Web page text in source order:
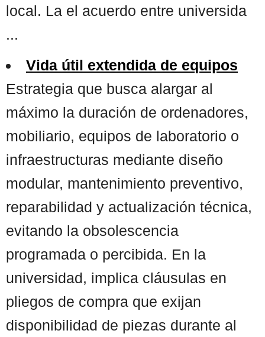
local. La el acuerdo entre universida
...
Vida útil extendida de equipos
Estrategia que busca alargar al
máximo la duración de ordenadores,
mobiliario, equipos de laboratorio o
infraestructuras mediante diseño
modular, mantenimiento preventivo,
reparabilidad y actualización técnica,
evitando la obsolescencia
programada o percibida. En la
universidad, implica cláusulas en
pliegos de compra que exijan
disponibilidad de piezas durante al